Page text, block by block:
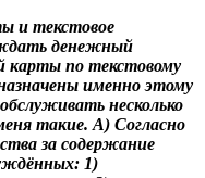
и текстовое
денежный
карты по текстовому
именно этому
несколько
такие. А) Согласно
за содержание
1)